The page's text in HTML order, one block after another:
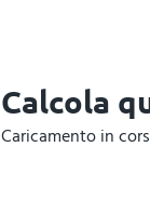
Calcola
Caricamento in